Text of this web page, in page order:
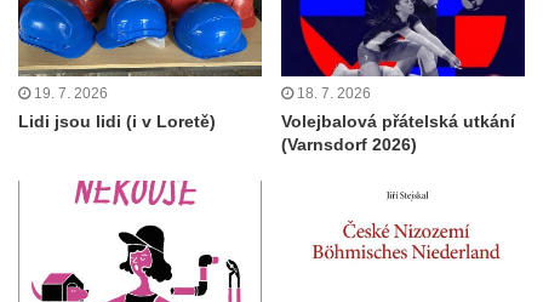
19. 7. 2026
Lidi jsou lidi (i v Loretě)
18. 7. 2026
Volejbalová přátelská utkání
(Varnsdorf 2026)